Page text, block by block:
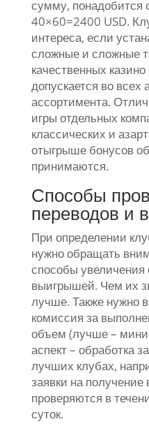
сумму, понадобится
40×60=2400 USD.
интереса, если
сложные и сложные
качественных
допускается во всех
ассортимента.
игры отдельных
классических и
отыгрыше бонусов
принимаются.
Способы
переводов и
При определении
нужно обращать
способы увеличения
выигрышей. Чем их
лучше. Также нужно
комиссия за
объем (лучше –
аспект – обработка
лучших клубах,
заявки на
проверяются в
суток.